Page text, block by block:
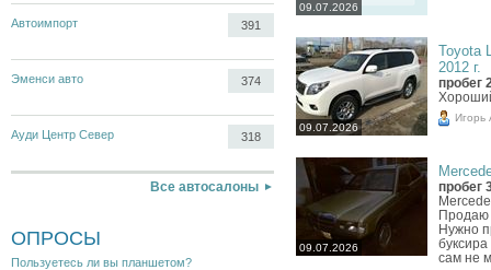
Автоимпорт 391
Эменси авто 374
Ауди Центр Север 318
Все автосалоны
ОПРОСЫ
Пользуетесь ли вы планшетом?
09.07.2026
09.07.2026
Toyota
2012 г.
пробег
Игорь
09.07.2026
пробег
Продаю
Нужно
сам не